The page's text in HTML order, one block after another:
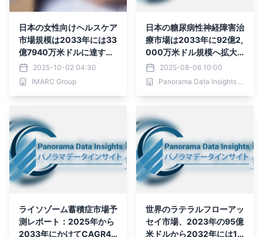
日本の女性向けヘルスケア
市場規模は2033年には33
億7940万米ドルに達する
と予測｜年平均成長率（C
AGR）：3.23%
2025-10-02 04:30
IMARC Group
日本の糖尿病性神経障害治
療市場は2033年に92億2,
000万米ドル規模へ拡大
へ：CAGR7.75％成長がも
たらす最新治療動向と医療
機器の進化
2025-08-06 10:00
Panorama Data Insights Ltd.
ライソゾーム蓄積症市場予
測レポート：2025年から
2033年にかけてCAGR4.
世界のラテラルフローアッ
セイ市場、2023年の95億
米ドルから2032年には14